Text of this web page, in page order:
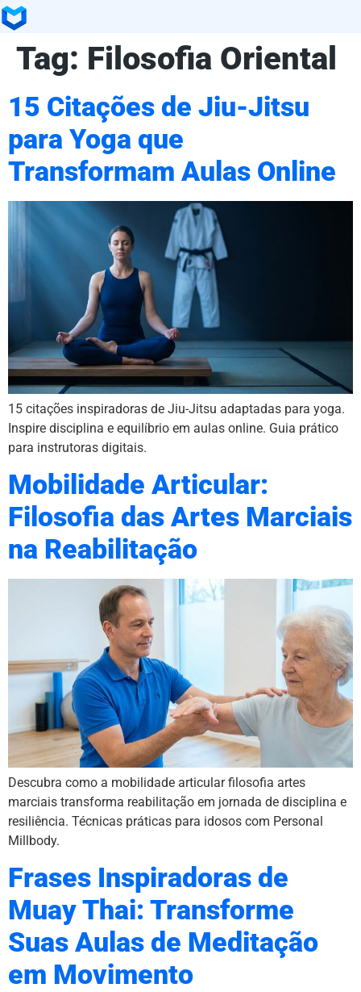
Tag: Filosofia Oriental
15 Citações de Jiu-Jitsu
para Yoga que
Transformam Aulas Online
15 citações inspiradoras de Jiu-Jitsu adaptadas para yoga.
Inspire disciplina e equilíbrio em aulas online. Guia prático
para instrutoras digitais.
Mobilidade Articular:
Filosofia das Artes Marciais
na Reabilitação
Descubra como a mobilidade articular filosofia artes
marciais transforma reabilitação em jornada de disciplina e
resiliência. Técnicas práticas para idosos com Personal
Millbody.
Frases Inspiradoras de
Muay Thai: Transforme
Suas Aulas de Meditação
em Movimento